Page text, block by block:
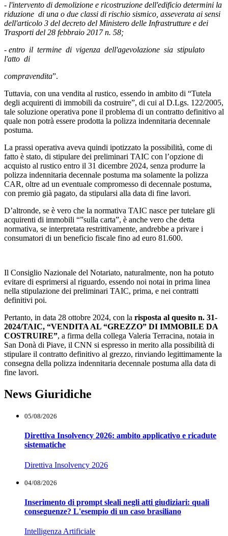
- l'intervento di demolizione e ricostruzione dell'edificio determini la
riduzione di una o due classi di rischio sismico, asseverata ai sensi
dell'articolo 3 del decreto del Ministero delle Infrastrutture e dei
Trasporti del 28 febbraio 2017 n. 58;
- entro il termine di vigenza dell'agevolazione sia stipulato
l'atto di
compravendita”.
Tuttavia, con una vendita al rustico, essendo in ambito di “Tutela
degli acquirenti di immobili da costruire”, di cui al D.Lgs. 122/2005,
tale soluzione operativa pone il problema di un contratto definitivo al
quale non potrà essere prodotta la polizza indennitaria decennale
postuma.
La prassi operativa aveva quindi ipotizzato la possibilità, come di
fatto è stato, di stipulare dei preliminari TAIC con l’opzione di
acquisto al rustico entro il 31 dicembre 2024, senza produrre la
polizza indennitaria decennale postuma ma solamente la polizza
CAR, oltre ad un eventuale compromesso di decennale postuma,
con premio già pagato, da stipularsi alla data di fine lavori.
D’altronde, se è vero che la normativa TAIC nasce per tutelare gli
acquirenti di immobili “”sulla carta”, è anche vero che detta
normativa, se interpretata restrittivamente, andrebbe a privare i
consumatori di un beneficio fiscale fino ad euro 81.600.
Il Consiglio Nazionale del Notariato, naturalmente, non ha potuto
evitare di esprimersi al riguardo, essendo noi notai in prima linea
nella stipulazione dei preliminari TAIC, prima, e nei contratti
definitivi poi.
Pertanto, in data 28 ottobre 2024, con la risposta al quesito n. 31-
2024/TAIC, “VENDITA AL “GREZZO” DI IMMOBILE DA
COSTRUIRE”, a firma della collega Valeria Terracina, notaia in
San Donà di Piave, il CNN si espresso in merito alla possibilità di
stipulare il contratto definitivo al grezzo, rinviando legittimamente la
consegna della polizza indennitaria decennale postuma alla data di
fine lavori.
News Giuridiche
05/08/2026
Direttiva Insolvency 2026: ambito applicativo e ricadute
sistematiche
Direttiva Insolvency 2026
04/08/2026
Inserimento di prompt sleali negli atti giudiziari: quali
conseguenze? L'esempio di un caso brasiliano
Intelligenza Artificiale